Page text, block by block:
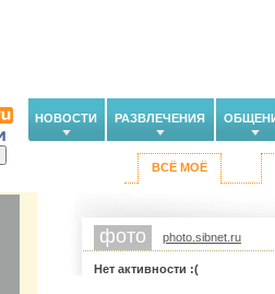
НОВОСТИ РАЗВЛЕЧЕНИЯ
ВСЁ МОЁ
фото photo.sibnet.ru
Нет активности :(